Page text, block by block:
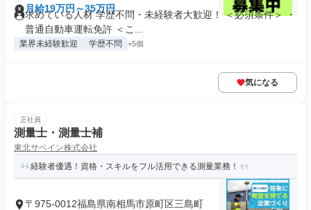
月給19万円～35万円
求めている人材 学歴不問・未経験者大歓迎！ ＜必須条件＞ ・
普通自動車運転免許 ＜こ...
業界未経験歓迎 学歴不問 +5個
気になる
正社員
測量士・測量士補
東北サベイン株式会社
経験者優遇！資格・スキルをフル活用できる測量業務！
〒975-0012福島県南相馬市原町区三島町